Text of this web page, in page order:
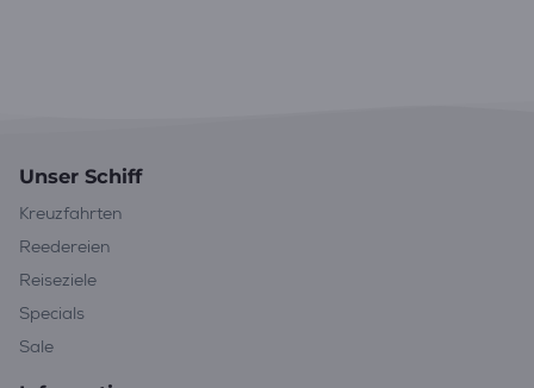
Unser Schiff
Kreuzfahrten
Reedereien
Reiseziele
Specials
Sale